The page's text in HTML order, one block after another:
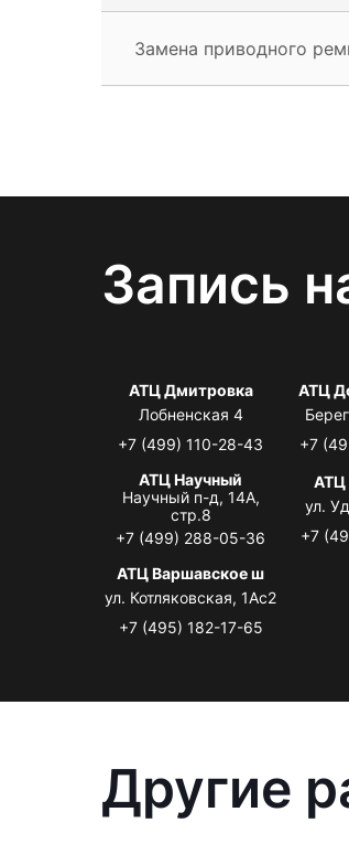
Замена приводного
Запись
АТЦ Дмитровка
Лобненская 4
+7 (499) 110-28-43
АТЦ
+7
АТЦ Научный
Научный п-д, 14А,
стр.8
+7 (499) 288-05-36
АТЦ
ул.
+7
АТЦ Варшавское ш
ул. Котляковская, 1Ас2
+7 (495) 182-17-65
Другие